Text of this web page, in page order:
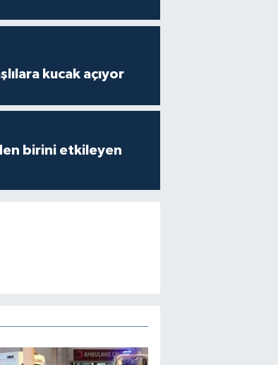
kucak açıyor
birini etkileyen